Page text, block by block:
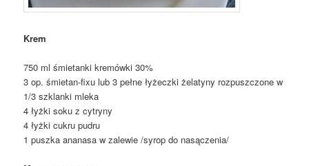
Krem
750 ml śmietanki kremówki 30%
3 op. śmietan-fixu lub 3 pełne łyżeczki żelatyny rozpuszczone w
1/3 szklanki mleka
4 łyżki soku z cytryny
4 łyżki cukru pudru
1 puszka ananasa w zalewie /syrop do nasączenia/